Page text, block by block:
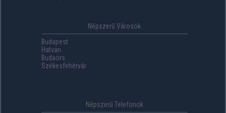
Népszerű Városok
Budapest
Hatvan
Budaörs
Székesfehérvár
Népszerű Telefonok